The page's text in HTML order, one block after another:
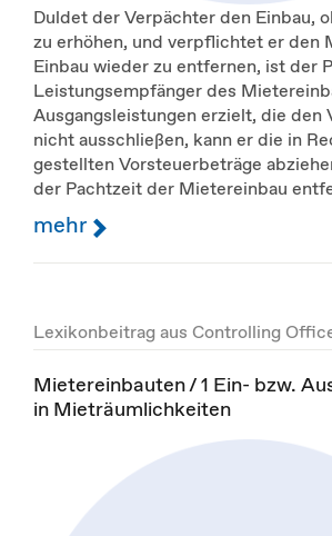
Duldet der Verpächter den Einbau,
zu erhöhen, und verpflichtet er den
Einbau wieder zu entfernen, ist der
Leistungsempfänger des
Ausgangsleistungen erzielt, die den
nicht ausschließen, kann er die in
gestellten Vorsteuerbeträge
der Pachtzeit der Mietereinbau
mehr
Lexikonbeitrag aus Controlling
Mietereinbauten / 1 Ein- bzw.
in Mieträumlichkeiten